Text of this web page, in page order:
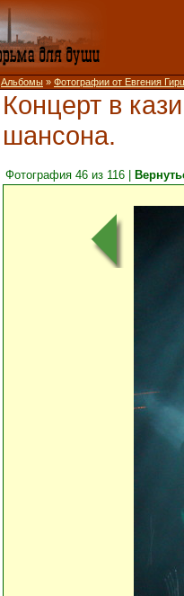
Альбомы » Фотографии от Евгения
Концерт в
шансона.
Фотография 46 из 116 |